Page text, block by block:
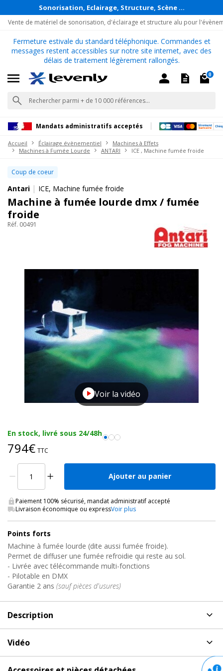
Sonorisation, Eclairage, Structure, Scène ...
Vente de matériel de sonorisation, d'éclairage et structure alu pour
Fermeture estivale du standard téléphonique. Commandes et
messages restent accessibles sur notre site internet, avec des
délais de traitement légèrement rallongés.
0
Mandats administratifs acceptés
Accueil Éclairage évènementiel
Machines à Effets
Machines à Fumée Lourde
ANTARI ICE , Machine fumée froide
Coup de coeur
Antari | ICE, Machine fumée froide
Machine à fumée lourde dmx / fumée
froide
Réf. 00491
Voir la vidéo
En stock, livré sous 24/48h
794€ TTC
Ajouter au panier
Paiement 100% sécurisé, mandat administratif accepté
Livraison économique ou expressVoir plus
Points forts
Machine à fumée lourde (dite aussi fumée froide).
Permet de diffuser une fumée refroidie qui reste au sol.
- Livrée avec télécommande multi-fonctions
- Pilotable en DMX
Garantie 2 ans (sauf pièces d'usures)
Description
Machine à fumée lourde ou aussi appelé fumée froide ! Une
unité professionnelle pour le "brouillard bas" : l'Antari Ice. Celle-ci
Vidéo